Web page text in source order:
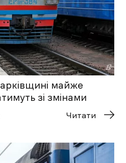
майже
зі змінами
Читати